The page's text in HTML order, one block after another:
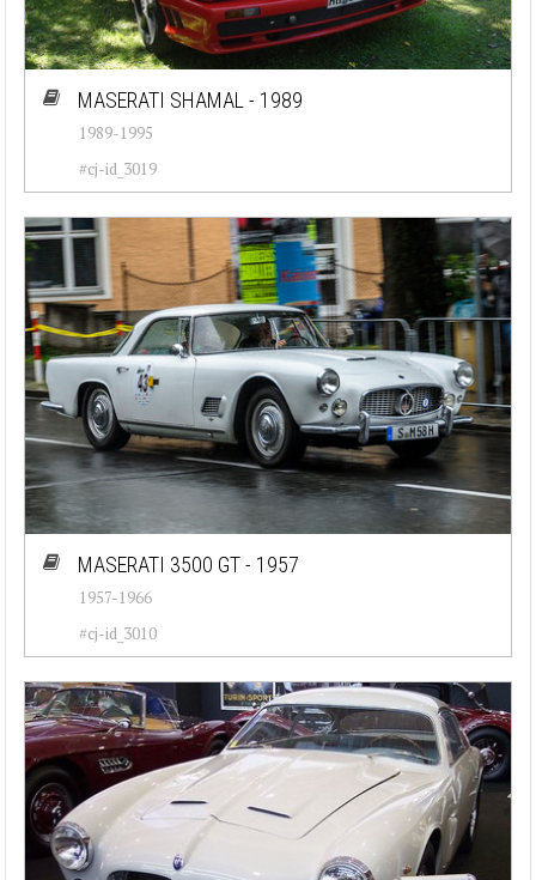
MASERATI SHAMAL - 1989
1989-1995
#cj-id_3019
MASERATI 3500 GT - 1957
1957-1966
#cj-id_3010